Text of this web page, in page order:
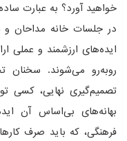
خواهید آورد؟ به عبارت
در جلسات خانه مداحان و
ایده‌های ارزشمند و عملی
روبه‌رو می‌شوند. سخنان
تصمیم‌گیری نهایی، کسی
بهانه‌های بی‌اساس آن
فرهنگی، که باید صرف